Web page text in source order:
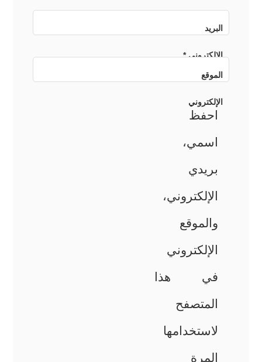
البريد
الإلكتروني*
الموقع
الإلكتروني
احفظ
اسمي،
بريدي
الإلكتروني،
والموقع
الإلكتروني
في هذا
المتصفح
لاستخدامها
المرة